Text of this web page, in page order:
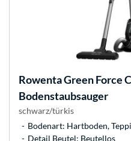
RowentaGreen Force
Bodenstaubsauger
schwarz/türkis
Bodenart: Hartboden,
Detail Beutel: Beutellos